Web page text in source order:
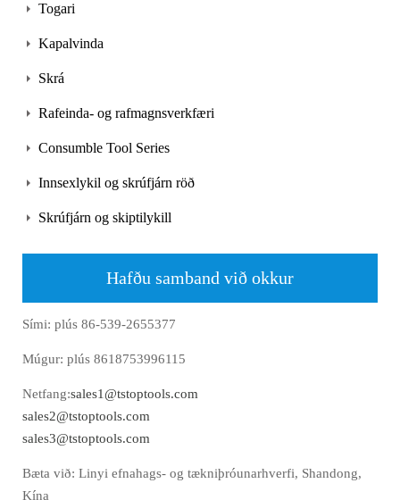
Togari
Kapalvinda
Skrá
Rafeinda- og rafmagnsverkfæri
Consumble Tool Series
Innsexlykil og skrúfjárn röð
Skrúfjárn og skiptilykill
Hafðu samband við okkur
Sími: plús 86-539-2655377
Múgur: plús 8618753996115
Netfang:sales1@tstoptools.com
sales2@tstoptools.com
sales3@tstoptools.com
Bæta við: Linyi efnahags- og tækniþróunarhverfi, Shandong,
Kína